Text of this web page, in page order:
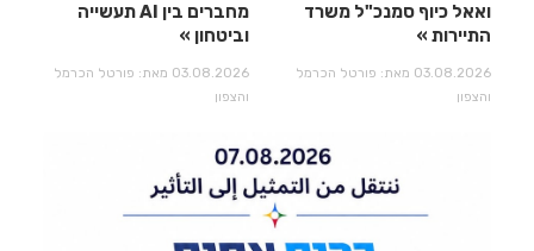
ואאל כיוף סמנכ"ל משרד
התיירות
03.08.2026 מאת: פורטל הכרמל
והצפון
מחברים בין AI תעשייה
וביטחון
03.08.2026 מאת: פורטל הכרמל
והצפון